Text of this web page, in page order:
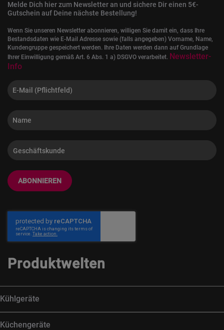
Melde Dich hier zum Newsletter an und sichere Dir einen 5€-
Gutschein auf Deine nächste Bestellung!
Wenn Sie unseren Newsletter abonnieren, willigen Sie damit ein, dass Ihre
Bestandsdaten wie E-Mail Adresse sowie (falls angegeben) Vorname, Name,
Kundengruppe gespeichert werden. Ihre Daten werden dann auf Grundlage
Ihrer Einwilligung gemäß Art. 6 Abs. 1 a) DSGVO verarbeitet. Newsletter-
Info
ABONNIEREN
Produktwelten
Kühlgeräte
Küchengeräte